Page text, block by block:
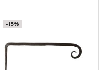
-15%